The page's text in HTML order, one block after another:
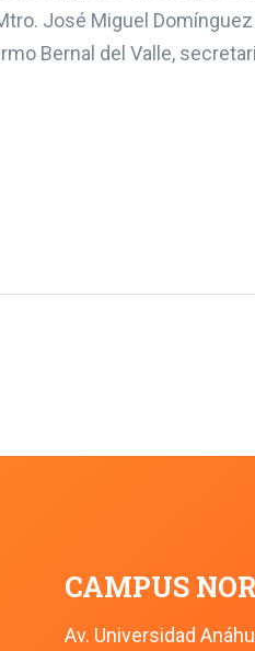
José Miguel
Bernal del Valle,
CAMPUS
Av. Universidad